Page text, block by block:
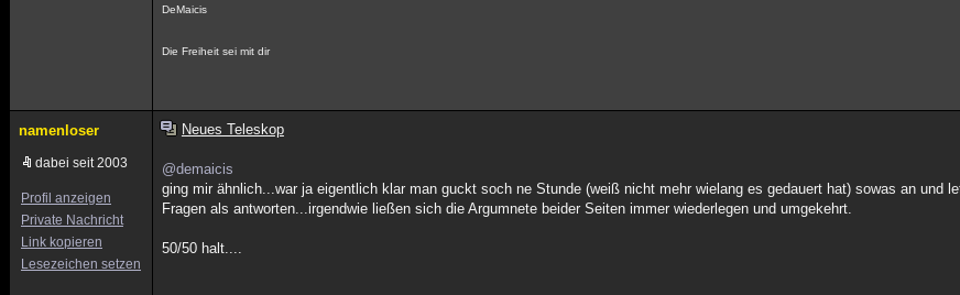
DeMaicis
Die Freiheit sei mit dir
namenloser
dabei seit 2003
Profil anzeigen
Private Nachricht
Link kopieren
Lesezeichen setzen
Neues Teleskop
@demaicis
ging mir ähnlich...war ja eigentlich klar man guckt soch ne Stunde (weiß nicht mehr wielang es gedauert hat) sowas an und
Fragen als antworten...irgendwie ließen sich die Argumnete beider Seiten immer wiederlegen und umgekehrt.
50/50 halt....